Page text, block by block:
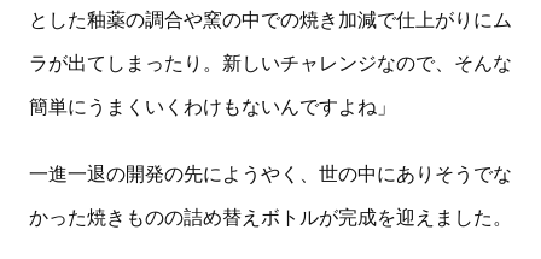
とした釉薬の調合や窯の中での焼き加減で仕上がりにム
ラが出てしまったり。新しいチャレンジなので、そんな
簡単にうまくいくわけもないんですよね」
一進一退の開発の先にようやく、世の中にありそうでな
かった焼きものの詰め替えボトルが完成を迎えました。